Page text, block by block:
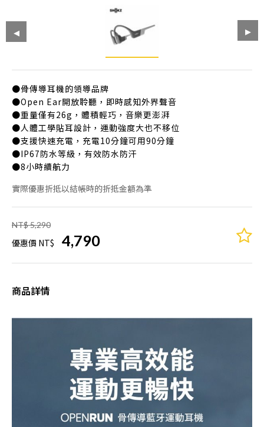
●骨傳導耳機的領導品牌
●Open Ear開放聆聽，即時感知外界聲音
●重量僅有26g，體積輕巧，音樂更澎湃
●人體工學貼耳設計，運動強度大也不移位
●支援快速充電，充電10分鐘可用90分鐘
●IP67防水等級，有效防水防汗
●8小時續航力
實際優惠折抵以結帳時的折抵金額為準
NT$ 5,290
優惠價 NT$ 4,790
商品詳情